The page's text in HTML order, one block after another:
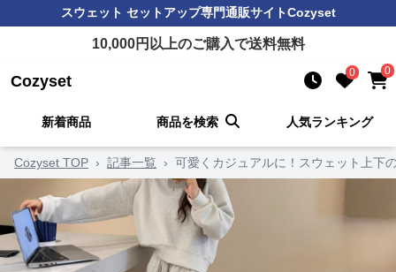
スウェット セットアップ専門通販サイトCozyset
10,000円以上のご購入で送料無料
Cozyset 0 0
新着商品 商品を検索 人気ランキング
Cozyset TOP › 記事一覧 › 可愛くカジュアルに！スウェット上下